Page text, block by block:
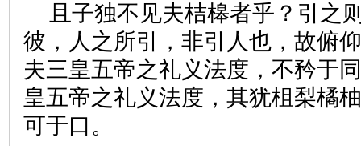
且子独不见夫桔槔者乎？引之
彼，人之所引，非引人也，故俯
夫三皇五帝之礼义法度，不矜于
皇五帝之礼义法度，其犹柤梨橘
可于口。